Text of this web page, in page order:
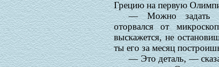
Грецию на первую
— Можно задать
оторвался от
выскажется, не
ты его за месяц
— Это деталь, —